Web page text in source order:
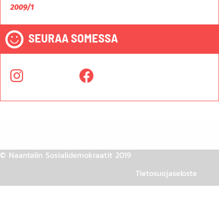
2009/1
SEURAA SOMESSA
© Naantalin Sosialidemokraatit 2019
Tietosuojaseloste